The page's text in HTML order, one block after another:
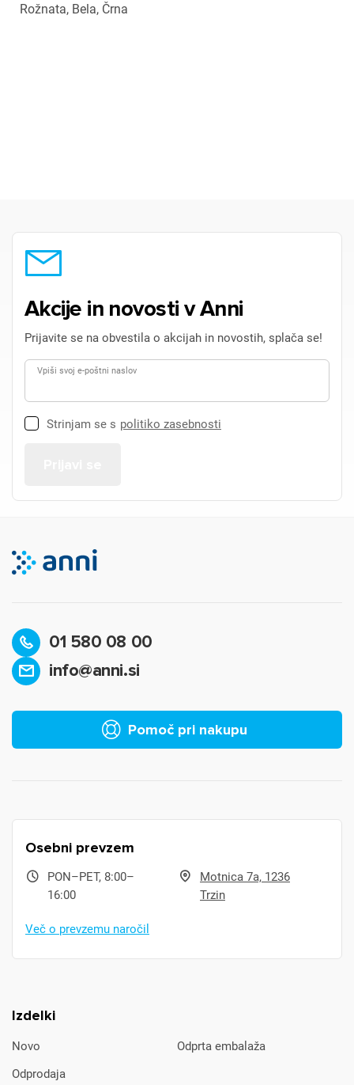
Rožnata, Bela, Črna
Akcije in novosti v Anni
Prijavite se na obvestila o akcijah in novostih, splača se!
Vpiši svoj e-poštni naslov
Strinjam se s politiko zasebnosti
01 580 08 00
info@anni.si
Pomoč pri nakupu
Izdelki
Novo
Odprta embalaža
Odprodaja
Osebni prevzem
PON–PET, 8:00–
16:00
Motnica 7a, 1236
Trzin
Več o prevzemu naročil